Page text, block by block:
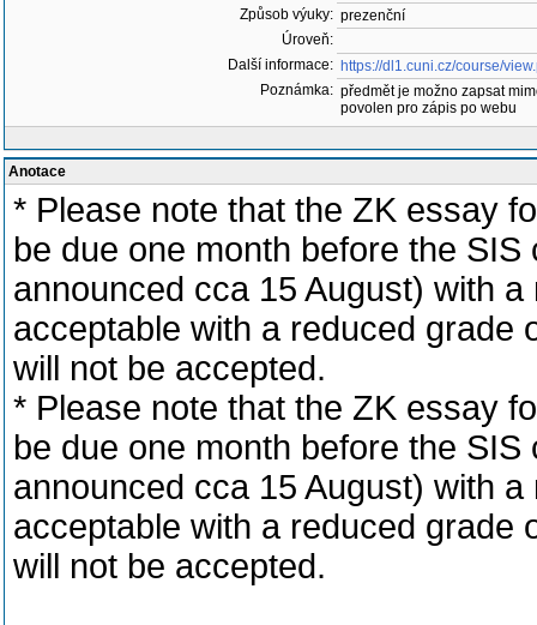
Způsob výuky: prezenční
Úroveň:
Další informace: https://dl1.cuni.cz/course/
Poznámka: předmět je možno zapsat
povolen pro zápis po webu
Anotace
* Please note that the ZK essay
be due one month before the
announced cca 15 August) with
acceptable with a reduced grade
will not be accepted.
* Please note that the ZK essay
be due one month before the
announced cca 15 August) with
acceptable with a reduced grade
will not be accepted.